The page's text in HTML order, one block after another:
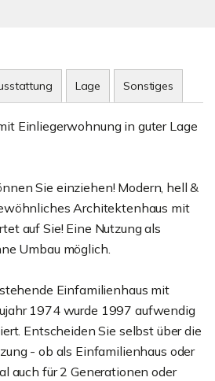
Lage Sonstiges
Einliegerwohnung in guter Lage
Sie einziehen! Modern, hell &
Architektenhaus mit
auf Sie! Eine Nutzung als
Umbau möglich.
Einfamilienhaus mit
1974 wurde 1997 aufwendig
Entscheiden Sie selbst über die
- ob als Einfamilienhaus oder
auch für 2 Generationen oder